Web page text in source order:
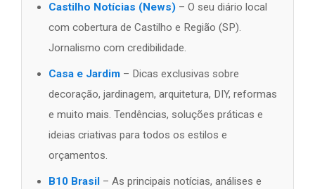
Castilho Notícias (News) – O seu diário local
com cobertura de Castilho e Região (SP).
Jornalismo com credibilidade.
Casa e Jardim – Dicas exclusivas sobre
decoração, jardinagem, arquitetura, DIY, reformas
e muito mais. Tendências, soluções práticas e
ideias criativas para todos os estilos e
orçamentos.
B10 Brasil – As principais notícias, análises e